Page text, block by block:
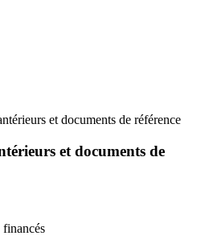
et documents de référence
et documents de